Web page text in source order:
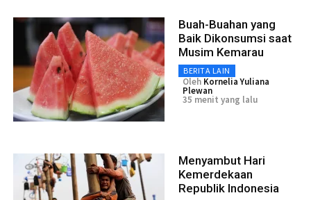
Buah-Buahan yang
Baik Dikonsumsi saat
Musim Kemarau
BERITA LAIN
Oleh Kornelia Yuliana
Plewan
35 menit yang lalu
Menyambut Hari
Kemerdekaan
Republik Indonesia